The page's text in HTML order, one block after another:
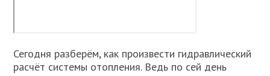
Сегодня разберём, как произвести гидравлический
расчёт системы отопления. Ведь по сей день